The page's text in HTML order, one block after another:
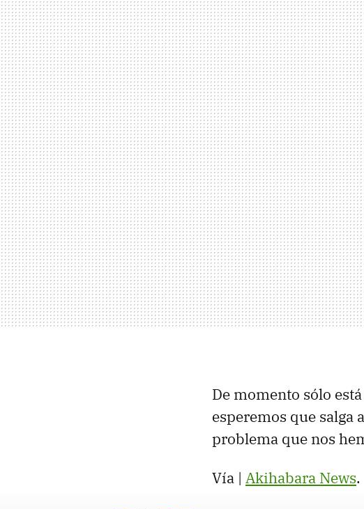
De momento sólo
esperemos que
problema que nos
Vía | Akihabara News.